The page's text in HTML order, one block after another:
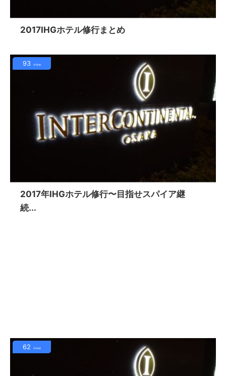
2017IHGホテル修行まとめ
93 view
2017年IHGホテル修行〜目指せスパイア継
続...
62 view